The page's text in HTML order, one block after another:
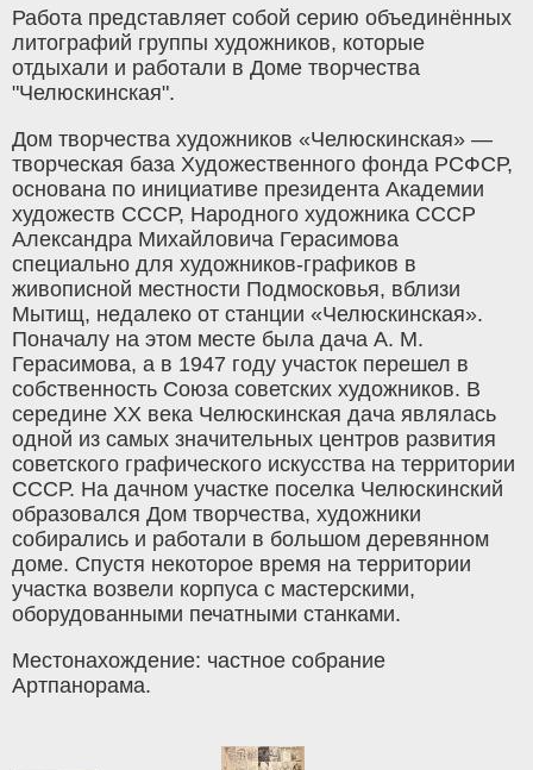
Работа представляет собой серию объединённых
литографий группы художников, которые
отдыхали и работали в Доме творчества
"Челюскинская".
Дом творчества художников «Челюскинская» —
творческая база Художественного фонда РСФСР,
основана по инициативе президента Академии
художеств СССР, Народного художника СССР
Александра Михайловича Герасимова
специально для художников-графиков в
живописной местности Подмосковья, вблизи
Мытищ, недалеко от станции «Челюскинская».
Поначалу на этом месте была дача А. М.
Герасимова, а в 1947 году участок перешел в
собственность Союза советских художников. В
середине XX века Челюскинская дача являлась
одной из самых значительных центров развития
советского графического искусства на территории
СССР. На дачном участке поселка Челюскинский
образовался Дом творчества, художники
собирались и работали в большом деревянном
доме. Спустя некоторое время на территории
участка возвели корпуса с мастерскими,
оборудованными печатными станками.
Местонахождение: частное собрание
Артпанорама.